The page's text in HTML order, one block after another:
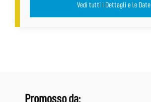
Vedi tutti i Dettagli e le Date
Promosso da: